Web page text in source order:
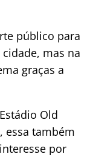
público para
mas na
graças a
Old
essa também
por